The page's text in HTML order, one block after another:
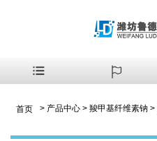
首页 > 产品中心 > 羧甲基纤维素钠 >